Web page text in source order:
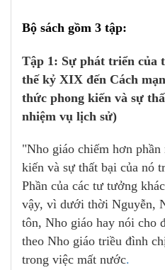
Bộ sách gồm 3 tập:
Tập 1: Sự phát triển của
thế kỷ XIX đến Cách
thức phong kiến và sự
nhiệm vụ lịch sử)
"Nho giáo chiếm hơn
kiến và sự thất bại của nó
Phần của các tư tưởng
vậy, vì dưới thời Nguyễn,
tôn, Nho giáo hay nói cho
theo Nho giáo triều đình
trong việc mất nước.